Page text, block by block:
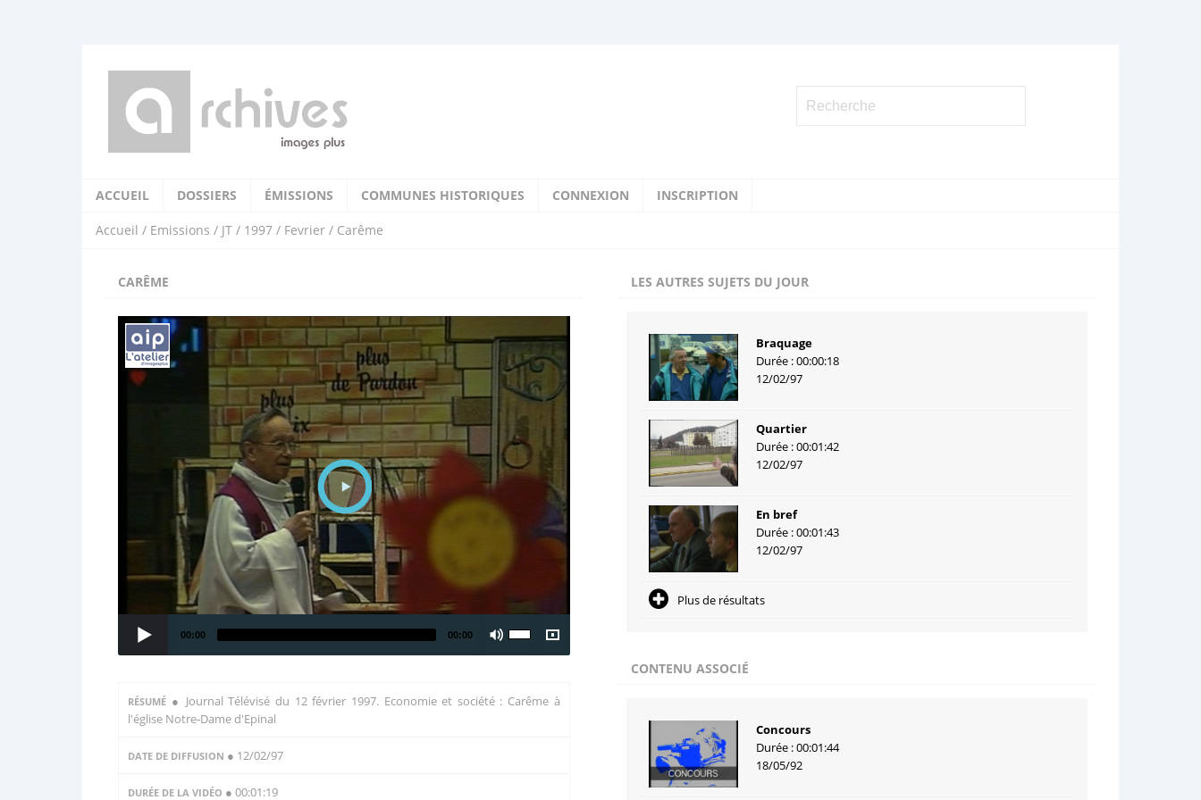
ACCUEIL DOSSIERS ÉMISSIONS COMMUNES HISTORIQUES CONNEXION INSCRIPTION
Accueil / Emissions / JT / 1997 / Fevrier / Carême
CARÊME
00:00 00:00
RÉSUMÉ ● Journal Télévisé du 12 février 1997. Economie et société : Carême à
l'église Notre-Dame d'Epinal
DATE DE DIFFUSION ● 12/02/97
DURÉE DE LA VIDÉO ● 00:01:19
LES AUTRES SUJETS DU JOUR
Braquage
Durée : 00:00:18
12/02/97
Quartier
Durée : 00:01:42
12/02/97
En bref
Durée : 00:01:43
12/02/97
Plus de résultats
CONTENU ASSOCIÉ
Concours
Durée : 00:01:44
18/05/92